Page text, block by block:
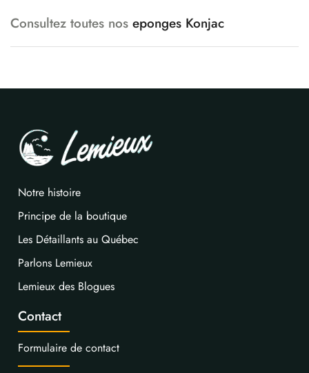
Consultez toutes nos eponges Konjac
Notre histoire
Principe de la boutique
Les Détaillants au Québec
Parlons Lemieux
Lemieux des Blogues
Contact
Formulaire de contact